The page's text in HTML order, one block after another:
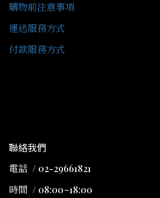
購物前注意事項
運送服務方式
付款服務方式
聯絡我們
電話 / 02-29661821
時間 / 08:00~18:00